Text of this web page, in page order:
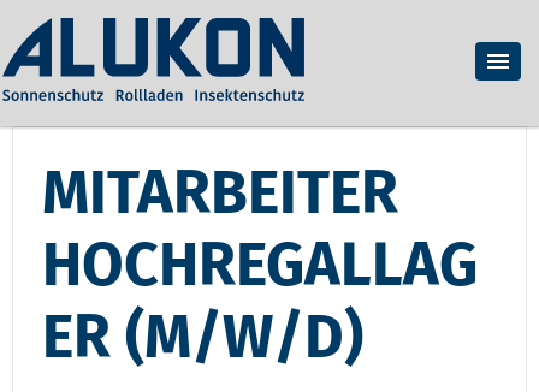
MITARBEITER
HOCHREGALLAG
ER (M/W/D)